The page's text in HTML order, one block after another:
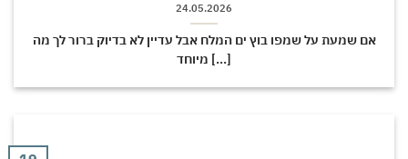
24.05.2026
אם שמעת על שמפו בוץ ים המלח אבל עדיין לא בדיוק ברור לך מה
מיוחד [...]